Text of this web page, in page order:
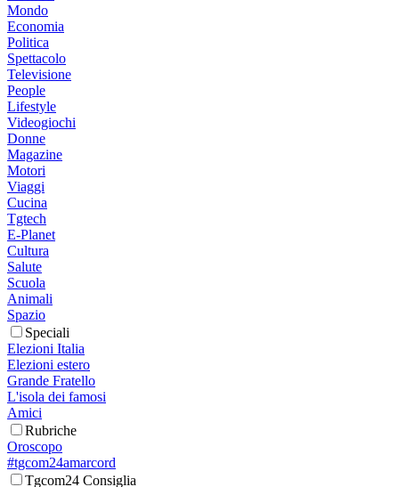
Mondo
Economia
Politica
Spettacolo
Televisione
People
Lifestyle
Videogiochi
Donne
Magazine
Motori
Viaggi
Cucina
Tgtech
E-Planet
Cultura
Salute
Scuola
Animali
Spazio
Speciali
Elezioni Italia
Elezioni estero
Grande Fratello
L'isola dei famosi
Amici
Rubriche
Oroscopo
#tgcom24amarcord
Tgcom24 Consiglia